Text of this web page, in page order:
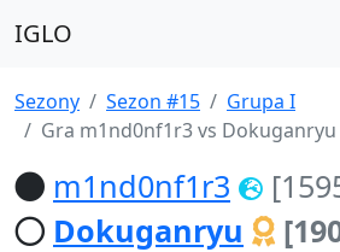
IGLO
Sezony Sezon #15
Grupa I
Gra m1nd0nf1r3 vs Dokuganryu
m1nd0nf1r3
Dokuganryu